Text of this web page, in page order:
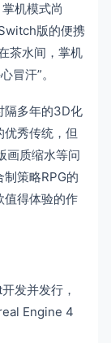
机模式尚
版的便携
茶水间，掌机
冒汗”。
隔多年的3D化
秀传统，但
画质缩水等问
策略RPG的
值得体验的作
发并发行，
Engine 4